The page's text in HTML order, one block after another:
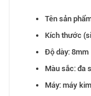
Tên sản
Kích thước
Độ dày: 8mm
Màu sắc: đa
Máy: máy